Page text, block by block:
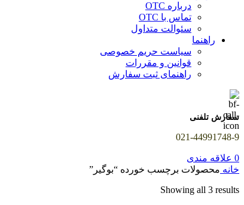
درباره OTC
تماس با OTC
سئوالت متداول
راهنما
سیاست حریم خصوصی
قوانین و مقررات
راهنمای ثبت سفارش
سفارش تلفنی
021-44991748-9
0 علاقه مندی
خانه محصولات برچسب خورده “بوگیر”
Showing all 3 results